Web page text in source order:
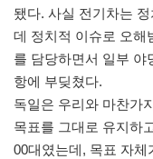
됐다. 사실 전기차는
데 정치적 이슈로 오해
를 담당하면서 일부 야
항에 부딪쳤다.
독일은 우리와 마찬가
목표를 그대로 유지하
00대였는데, 목표 자체